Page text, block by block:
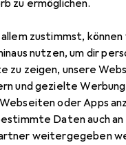
zu ermöglichen.
allem zustimmst,
nutzen, um dir
zu zeigen, unsere
und gezielte
oder Apps
Daten auch
weitergegeben